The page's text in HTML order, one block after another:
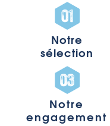
Notre
sélection
Notre
engagement